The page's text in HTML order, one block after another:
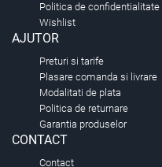
Politica de confidentialitate
Wishlist
AJUTOR
Preturi si tarife
Plasare comanda si livrare
Modalitati de plata
Politica de returnare
Garantia produselor
CONTACT
Contact